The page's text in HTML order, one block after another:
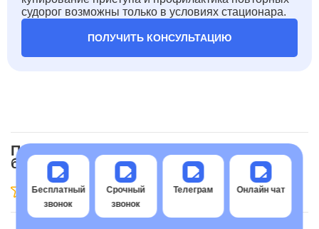
судорог возможны только в условиях стационара.
ПОЛУЧИТЬ КОНСУЛЬТАЦИЮ
Понравилась статья? Мы будем
благодарны за оценку!
Бесплатный
звонок
Срочный
звонок
Телеграм Онлайн чат